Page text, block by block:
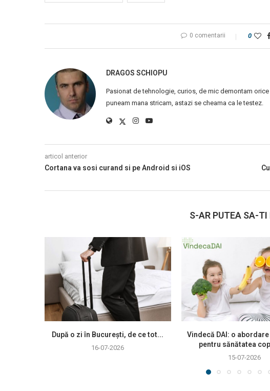
0 comentarii 0
DRAGOS SCHIOPU
Pasionat de tehnologie, curios, de mic demontam
puneam mana stricam, astazi se cheama ca le testez.
articol anterior
Cortana va sosi curand si pe Android si iOS
S-AR PUTEA SA-TI
După o zi în București, de ce tot...
16-07-2026
Vindecă DAI: o
pentru sănătatea
15-07-2026